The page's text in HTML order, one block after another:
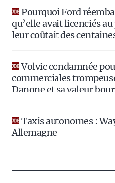
Pourquoi Ford
qu’elle avait licenciés
leur coûtait des
Volvic condamnée
commerciales
Danone et sa valeur
Taxis autonomes :
Allemagne